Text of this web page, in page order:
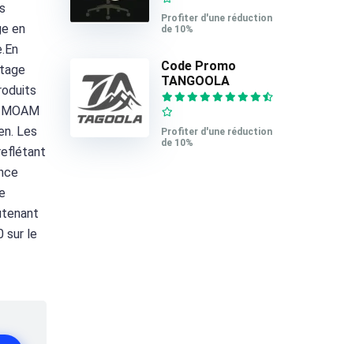
en
Les
sur le
Profiter d'une réduction
de 10%
Code Promo
TANGOOLA
Profiter d'une réduction
de 10%